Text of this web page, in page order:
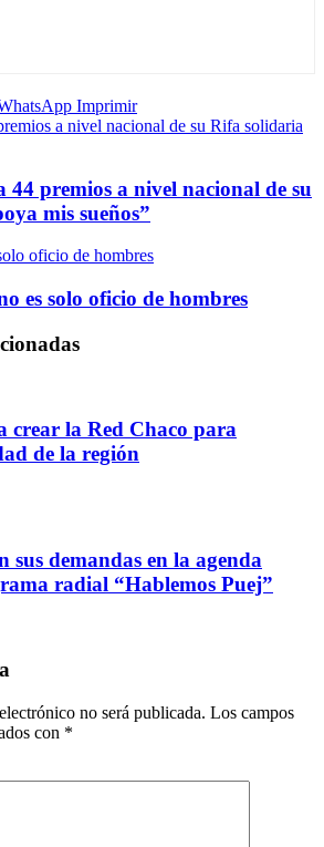
Imprimir
a nivel nacional de su Rifa solidaria
44 premios a nivel nacional de su
mis sueños”
oficio de hombres
es solo oficio de hombres
crear la Red Chaco para
de la región
sus demandas en la agenda
radial “Hablemos Puej”
no será publicada. Los campos
con *